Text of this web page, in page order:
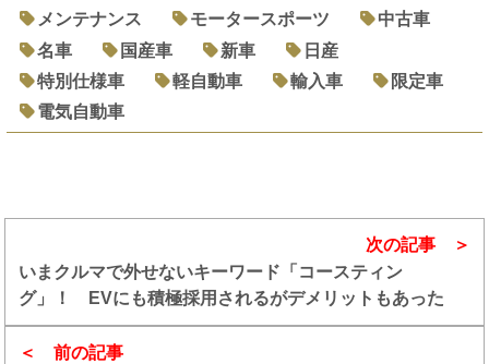
メンテナンス
モータースポーツ
中古車
名車
国産車 新車
日産
特別仕様車
軽自動車 輸入車
限定車
電気自動車
前の記事
次の記事
いまクルマで外せないキーワード「コースティン
グ」！ EVにも積極採用されるがデメリットもあった